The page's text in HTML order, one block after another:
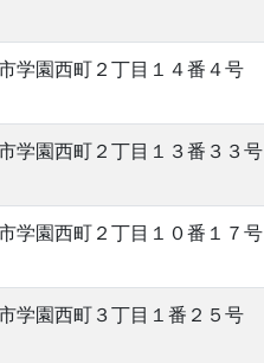
学園西町２丁目１４番４号
学園西町２丁目１３番３３号
学園西町２丁目１０番１７号
学園西町３丁目１番２５号